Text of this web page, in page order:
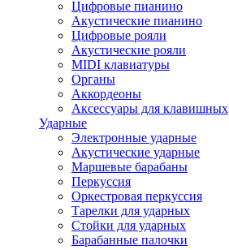
Цифровые пианино
Акустические пианино
Цифровые рояли
Акустические рояли
MIDI клавиатуры
Органы
Аккордеоны
Аксессуары для клавишных
Ударные
Электронные ударные
Акустические ударные
Маршевые барабаны
Перкуссия
Оркестровая перкуссия
Тарелки для ударных
Стойки для ударных
Барабанные палочки